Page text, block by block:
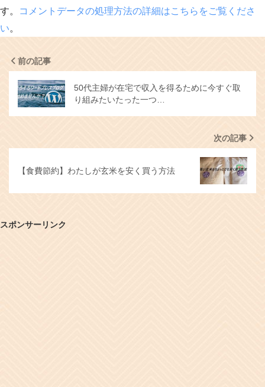
す。
コメントデータの処理方法の詳細はこちらをご覧くださ
い。
前の記事
50代主婦が在宅で収入を得るために今すぐ取
り組みたいたった一つ…
次の記事
【食費節約】わたしが玄米を安く買う方法
スポンサーリンク